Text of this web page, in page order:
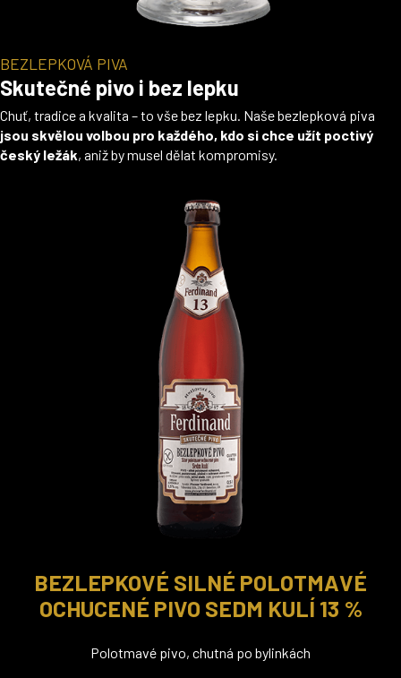
BEZLEPKOVÁ PIVA
Skutečné pivo i bez lepku
Chuť, tradice a kvalita – to vše bez lepku. Naše bezlepková piva
jsou skvělou volbou pro každého, kdo si chce užít poctivý
český ležák, aniž by musel dělat kompromisy.
BEZLEPKOVÉ SILNÉ POLOTMAVÉ
OCHUCENÉ PIVO SEDM KULÍ 13 %
Polotmavé pivo, chutná po bylinkách